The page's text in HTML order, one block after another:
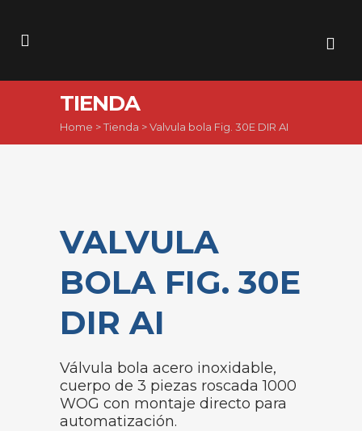
TIENDA
Home >Tienda >Valvula bola Fig. 30E DIR AI
VALVULA
BOLA FIG. 30E
DIR AI
Válvula bola acero inoxidable,
cuerpo de 3 piezas roscada 1000
WOG con montaje directo para
automatización.